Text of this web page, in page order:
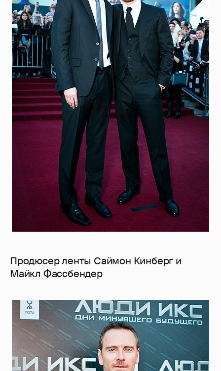
Продюсер ленты Саймон Кинберг и
Майкл Фассбендер